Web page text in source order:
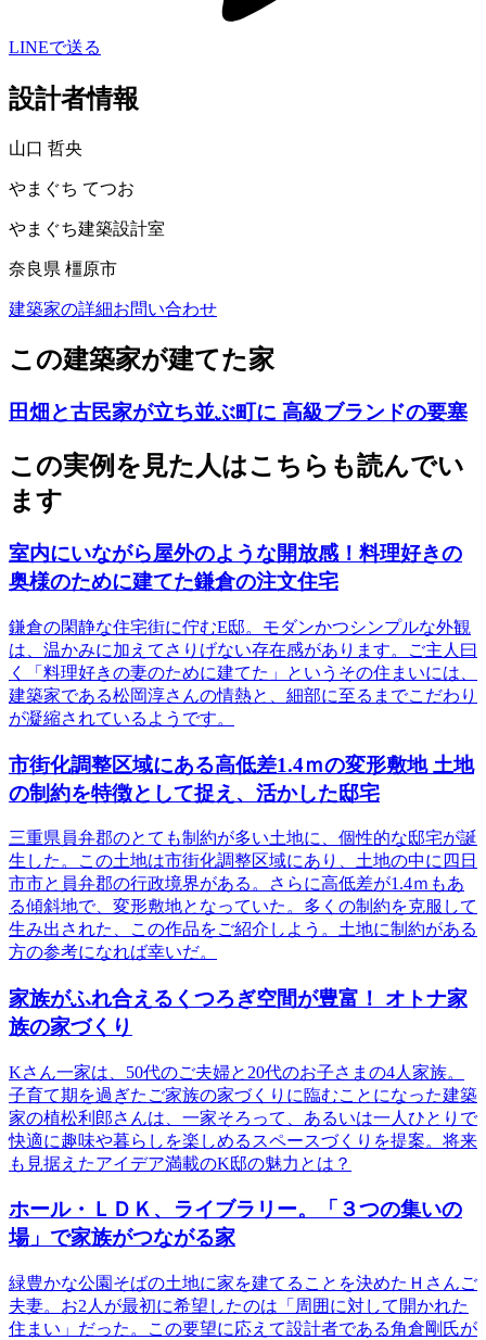
LINEで送る
設計者情報
山口 哲央
やまぐち てつお
やまぐち建築設計室
奈良県 橿原市
建築家の詳細お問い合わせ
この建築家が建てた家
田畑と古民家が立ち並ぶ町に 高級ブランドの要塞
この実例を見た人はこちらも読んでい
ます
室内にいながら屋外のような開放感！料理好きの
奥様のために建てた鎌倉の注文住宅
鎌倉の閑静な住宅街に佇むE邸。モダンかつシンプルな外観
は、温かみに加えてさりげない存在感があります。ご主人曰
く「料理好きの妻のために建てた」というその住まいには、
建築家である松岡淳さんの情熱と、細部に至るまでこだわり
が凝縮されているようです。
市街化調整区域にある高低差1.4ｍの変形敷地 土地
の制約を特徴として捉え、活かした邸宅
三重県員弁郡のとても制約が多い土地に、個性的な邸宅が誕
生した。この土地は市街化調整区域にあり、土地の中に四日
市市と員弁郡の行政境界がある。さらに高低差が1.4ｍもあ
る傾斜地で、変形敷地となっていた。多くの制約を克服して
生み出された、この作品をご紹介しよう。土地に制約がある
方の参考になれば幸いだ。
家族がふれ合えるくつろぎ空間が豊富！ オトナ家
族の家づくり
Kさん一家は、50代のご夫婦と20代のお子さまの4人家族。
子育て期を過ぎたご家族の家づくりに臨むことになった建築
家の植松利郎さんは、一家そろって、あるいは一人ひとりで
快適に趣味や暮らしを楽しめるスペースづくりを提案。将来
も見据えたアイデア満載のK邸の魅力とは？
ホール・ＬＤＫ、ライブラリー。「３つの集いの
場」で家族がつながる家
緑豊かな公園そばの土地に家を建てることを決めたＨさんご
夫妻。お2人が最初に希望したのは「周囲に対して開かれた
住まい」だった。この要望に応えて設計者である角倉剛氏が